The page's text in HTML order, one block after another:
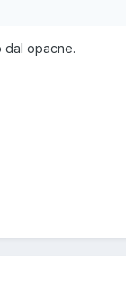
dal opacne.